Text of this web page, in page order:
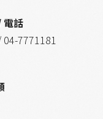
電話
04-7771181